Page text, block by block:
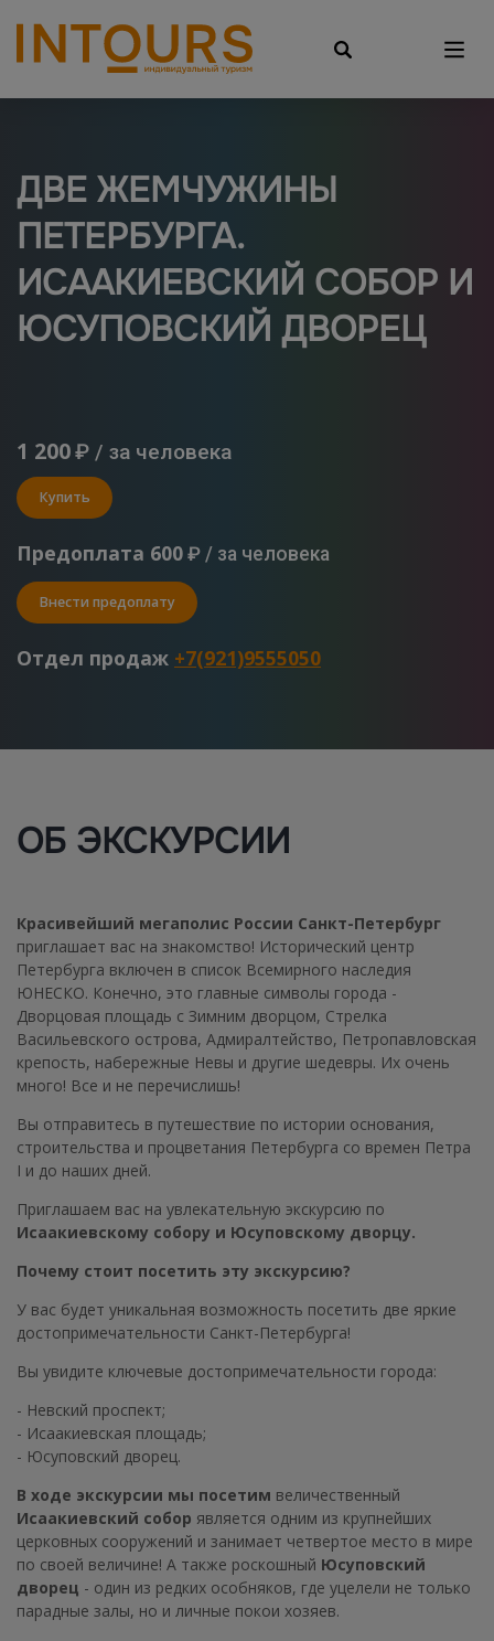
ДВЕ ЖЕМЧУЖИНЫ
ПЕТЕРБУРГА.
ИСААКИЕВСКИЙ СОБОР И
ЮСУПОВСКИЙ ДВОРЕЦ
Купить
1 200₽ / за человека
Предоплата 600 ₽ / за человека
Внести предоплату
Отдел продаж +7(921)9555050
ОБ ЭКСКУРСИИ
Красивейший мегаполис России Санкт-Петербург
приглашает вас на знакомство! Исторический центр
Петербурга включен в список Всемирного наследия
ЮНЕСКО. Конечно, это главные символы города -
Дворцовая площадь с Зимним дворцом, Стрелка
Васильевского острова, Адмиралтейство, Петропавловская
крепость, набережные Невы и другие шедевры. Их очень
много! Все и не перечислишь!
Вы отправитесь в путешествие по истории основания,
строительства и процветания Петербурга со времен Петра
I и до наших дней.
Приглашаем вас на увлекательную экскурсию по
Исаакиевскому собору и Юсуповскому дворцу.
Почему стоит посетить эту экскурсию?
У вас будет уникальная возможность посетить две яркие
достопримечательности Санкт-Петербурга!
Вы увидите ключевые достопримечательности города:
- Невский проспект;
- Исаакиевская площадь;
- Юсуповский дворец.
В ходе экскурсии мы посетим величественный
Исаакиевский собор является одним из крупнейших
церковных сооружений и занимает четвертое место в мире
по своей величине! А также роскошный Юсуповский
дворец - один из редких особняков, где уцелели не только
парадные залы, но и личные покои хозяев.